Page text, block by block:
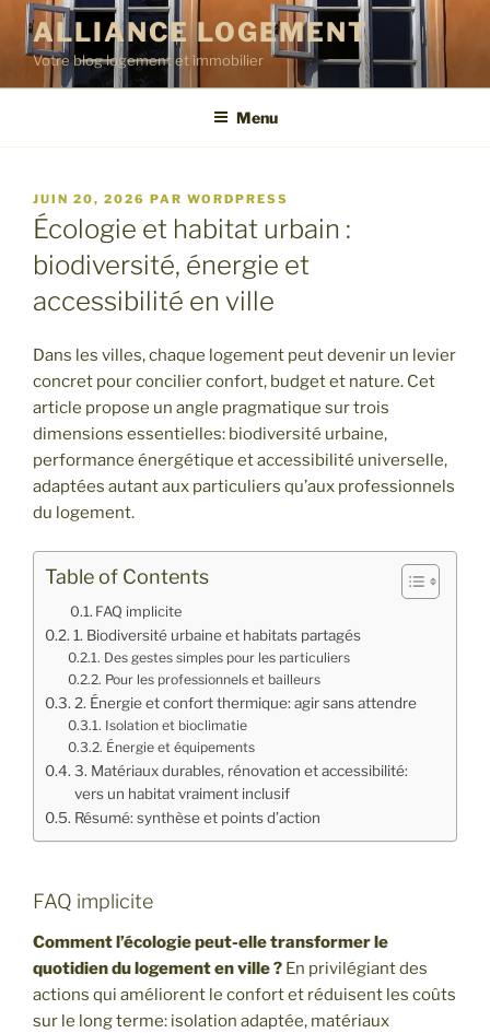
Aller
contenu
principal
ALLIANCE LOGEMENT
Votre blog logement et immobilier
Menu
PUBLIÉ
LE
JUIN 20, 2026 PAR WORDPRESS
Écologie et habitat urbain :
biodiversité, énergie et
accessibilité en ville
Dans les villes, chaque logement peut devenir un levier
concret pour concilier confort, budget et nature. Cet
article propose un angle pragmatique sur trois
dimensions essentielles: biodiversité urbaine,
performance énergétique et accessibilité universelle,
adaptées autant aux particuliers qu’aux professionnels
du logement.
Table of Contents
FAQ implicite
1. Biodiversité urbaine et habitats partagés
Des gestes simples pour les particuliers
Pour les professionnels et bailleurs
2. Énergie et confort thermique: agir sans attendre
Isolation et bioclimatie
Énergie et équipements
3. Matériaux durables, rénovation et accessibilité:
vers un habitat vraiment inclusif
Résumé: synthèse et points d’action
FAQ implicite
Comment l’écologie peut-elle transformer le
quotidien du logement en ville ? En privilégiant des
actions qui améliorent le confort et réduisent les coûts
sur le long terme: isolation adaptée, matériaux